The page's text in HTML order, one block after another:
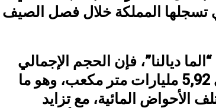
تسجلها المملكة خلال فصل الصيف
ديالنا”، فإن الحجم الإجمالي
للمخزون المائي بلغ حوالي 5,92 مليارات متر مكعب، وهو ما
الأحواض المائية، مع تزايد